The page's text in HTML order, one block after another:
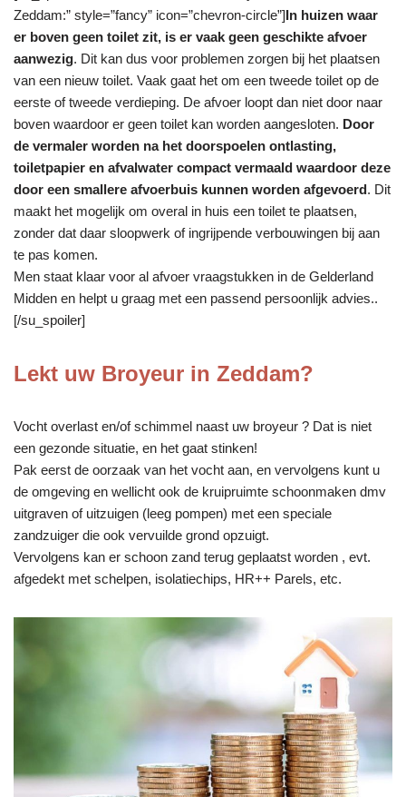
Zeddam:” style=”fancy” icon=”chevron-circle”]In huizen waar
er boven geen toilet zit, is er vaak geen geschikte afvoer
aanwezig. Dit kan dus voor problemen zorgen bij het plaatsen
van een nieuw toilet. Vaak gaat het om een tweede toilet op de
eerste of tweede verdieping. De afvoer loopt dan niet door naar
boven waardoor er geen toilet kan worden aangesloten. Door
de vermaler worden na het doorspoelen ontlasting,
toiletpapier en afvalwater compact vermaald waardoor deze
door een smallere afvoerbuis kunnen worden afgevoerd. Dit
maakt het mogelijk om overal in huis een toilet te plaatsen,
zonder dat daar sloopwerk of ingrijpende verbouwingen bij aan
te pas komen.
Men staat klaar voor al afvoer vraagstukken in de Gelderland
Midden en helpt u graag met een passend persoonlijk advies..
[/su_spoiler]
Lekt uw Broyeur in Zeddam?
Vocht overlast en/of schimmel naast uw broyeur ? Dat is niet
een gezonde situatie, en het gaat stinken!
Pak eerst de oorzaak van het vocht aan, en vervolgens kunt u
de omgeving en wellicht ook de kruipruimte schoonmaken dmv
uitgraven of uitzuigen (leeg pompen) met een speciale
zandzuiger die ook vervuilde grond opzuigt.
Vervolgens kan er schoon zand terug geplaatst worden , evt.
afgedekt met schelpen, isolatiechips, HR++ Parels, etc.